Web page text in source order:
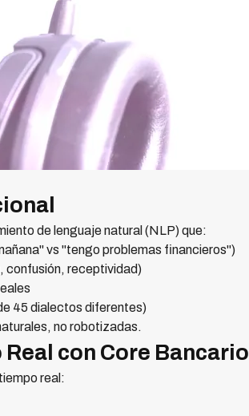
de lenguaje natural (NLP) que:
vs "tengo problemas financieros")
confusión, receptividad)
45 dialectos diferentes)
no robotizadas.
con Core Bancario
real: